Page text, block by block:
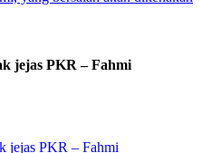
jejas PKR – Fahmi